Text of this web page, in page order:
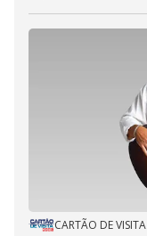
CARTÃO DE VISITA